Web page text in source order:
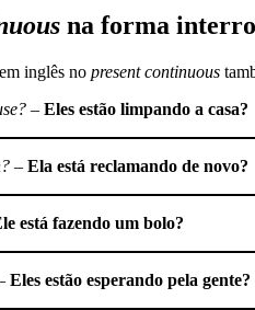
na forma
inglês no present continuous
– Eles estão limpando a casa?
– Ela está reclamando de novo?
está fazendo um bolo?
Eles estão esperando pela gente?